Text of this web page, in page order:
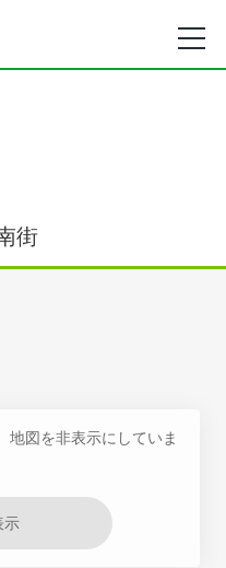
街
地図を非表示にしていま
示